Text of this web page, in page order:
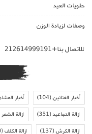
حلويات العيد
وصفات لزيادة الوزن
للاتصال بنا+212614999191
أخبار الفنانين(104) أخبار
ازالة التجاعيد(351) ازالة الشعر
ازالة الكرش(137) ازالة الكلف(140)